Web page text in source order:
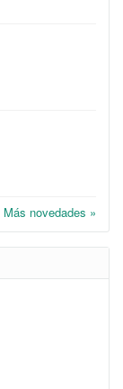
Más novedades »